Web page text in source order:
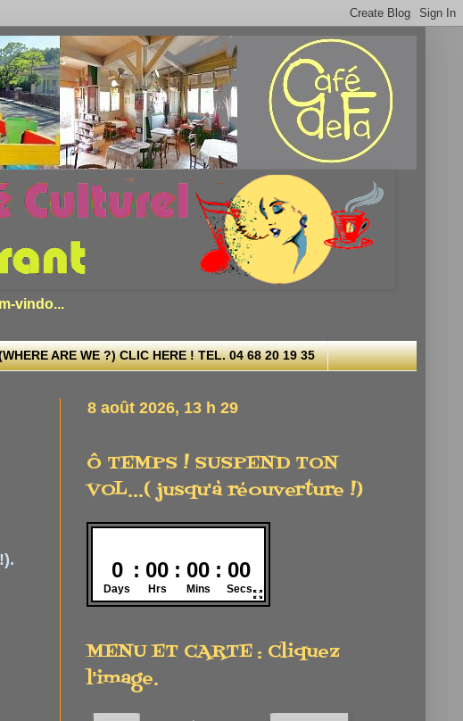
vindo...
ARE WE ?) CLIC HERE ! TEL. 04 68 20 19 35
Ô TEMPS ! SUSPEND TON
VOL...( jusqu'à réouverture !)
MENU ET CARTE : Cliquez
l'image.